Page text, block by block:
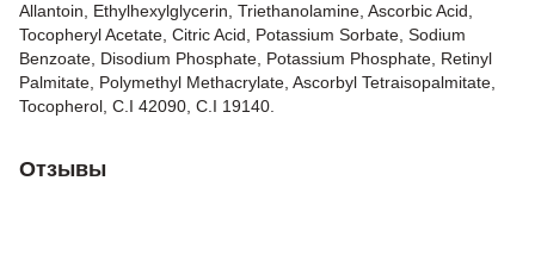
Allantoin, Ethylhexylglycerin, Triethanolamine, Ascorbic Acid,
Tocopheryl Acetate, Citric Acid, Potassium Sorbate, Sodium
Benzoate, Disodium Phosphate, Potassium Phosphate, Retinyl
Palmitate, Polymethyl Methacrylate, Ascorbyl Tetraisopalmitate,
Tocopherol, C.I 42090, C.I 19140.
Отзывы